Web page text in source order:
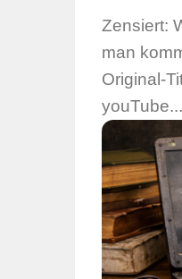
Zensiert:
man
Original-
youTube...